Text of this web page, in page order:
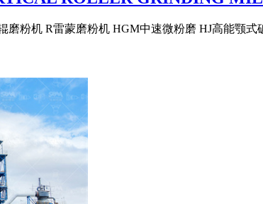
粉机 R雷蒙磨粉机 HGM中速微粉磨 HJ高能颚